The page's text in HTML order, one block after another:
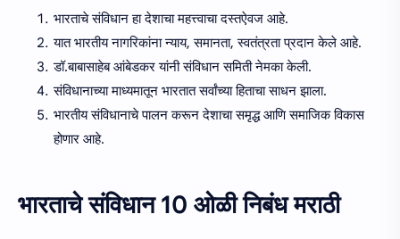
भारताचे संविधान हा देशाचा महत्त्वाचा दस्तऐवज आहे.
यात भारतीय नागरिकांना न्याय, समानता, स्वतंत्रता प्रदान केले आहे.
डॉ.बाबासाहेब आंबेडकर यांनी संविधान समिती नेमका केली.
संविधानाच्या माध्यमातून भारतात सर्वांच्या हिताचा साधन झाला.
भारतीय संविधानाचे पालन करून देशाचा समृद्ध आणि समाजिक विकास
होणार आहे.
भारताचे संविधान 10 ओळी निबंध मराठी